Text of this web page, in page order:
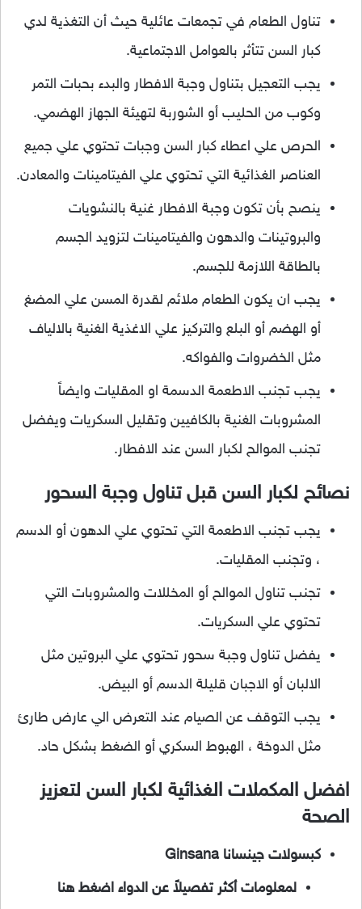
تناول الطعام في تجمعات عائلية حيث أن التغذية لدي
كبار السن تتأثر بالعوامل الاجتماعية.
يجب التعجيل بتناول وجبة الافطار والبدء بحبات التمر
وكوب من الحليب أو الشوربة لتهيئة الجهاز الهضمي.
الحرص علي اعطاء كبار السن وجبات تحتوي علي جميع
العناصر الغذائية التي تحتوي علي الفيتامينات والمعادن.
ينصح بأن تكون وجبة الافطار غنية بالنشويات
والبروتينات والدهون والفيتامينات لتزويد الجسم
بالطاقة اللازمة للجسم.
يجب ان يكون الطعام ملائم لقدرة المسن علي المضغ
أو الهضم أو البلع والتركيز علي الاغذية الغنية بالالياف
مثل الخضروات والفواكه.
يجب تجنب الاطعمة الدسمة او المقليات وايضاً
المشروبات الغنية بالكافيين وتقليل السكريات ويفضل
تجنب الموالح لكبار السن عند الافطار.
نصائح لكبار السن قبل تناول وجبة السحور
يجب تجنب الاطعمة التي تحتوي علي الدهون أو الدسم
، وتجنب المقليات.
تجنب تناول الموالح أو المخللات والمشروبات التي
تحتوي علي السكريات.
يفضل تناول وجبة سحور تحتوي علي البروتين مثل
الالبان أو الاجبان قليلة الدسم أو البيض.
يجب التوقف عن الصيام عند التعرض الي عارض طارئ
مثل الدوخة ، الهبوط السكري أو الضغط بشكل حاد.
افضل المكملات الغذائية لكبار السن لتعزيز
الصحة
كبسولات جينسانا Ginsana
لمعلومات أكثر تفصيلاً عن الدواء اضغط هنا